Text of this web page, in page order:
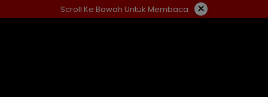
ke
Scroll Ke Bawah Untuk Membaca ×